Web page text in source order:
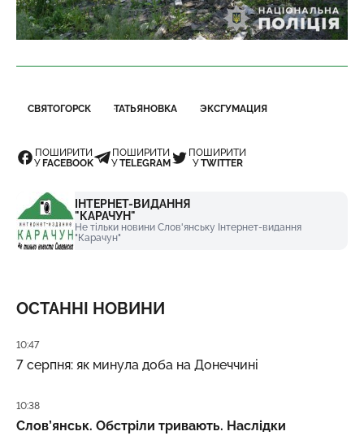
СВЯТОГОРСК ТАТЬЯНОВКА ЭКСГУМАЦИЯ
ПОШИРИТИ
У FACEBOOK
ПОШИРИТИ
УTELEGRAM
ПОШИРИТИ
УTWITTER
ІНТЕРНЕТ-ВИДАННЯ
"КАРАЧУН"
Не тільки новини Слов'янську Інтернет-видання
"Карачун"
ОСТАННІ НОВИНИ
Дата публікації
10:47
7 серпня: як минула доба на Донеччині
Дата публікації
10:38
Слов’янськ. Обстріли тривають. Наслідки